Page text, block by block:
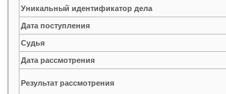
Уникальный идентификатор дела
Дата поступления
Судья
Дата рассмотрения
Результат рассмотрения